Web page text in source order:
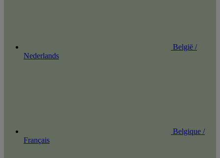
België /
Nederlands
Belgique /
Français